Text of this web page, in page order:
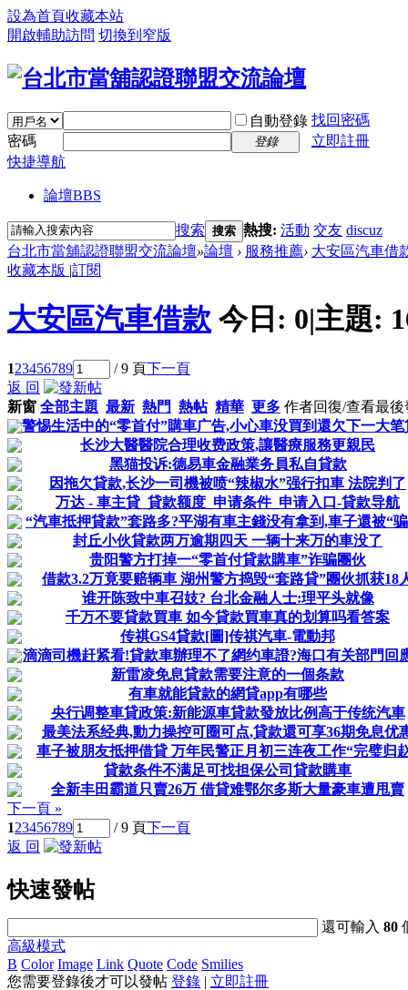
設為首頁收藏本站
開啟輔助訪問 切換到窄版
自動登錄 找回密碼
密碼
登錄
立即註冊
快捷導航
論壇BBS
搜索 搜索 熱搜: 活動 交友 discuz
台北市當舖認證聯盟交流論壇»論壇 › 服務推薦› 大安區汽車借
收藏本版 |訂閱
大安區汽車借款 今日: 0|主題:
123456789 / 9 頁下一頁
返 回
新窗 全部主題 最新 熱門 熱帖 精華 更多 作者回復/查看最後
警惕生活中的“零首付”購車广告,小心車没買到還欠下一大笔
长沙大醫醫院合理收费政策,讓醫療服務更親民
黑猫投诉:德易車金融業务員私自貸款
因拖欠貸款,长沙一司機被喷“辣椒水”强行扣車 法院判了
万达 - 車主貸_貸款额度_申请条件_申请入口-貸款导航
“汽車抵押貸款”套路多?平湖有車主錢没有拿到,車子還被“
封丘小伙貸款两万逾期四天 一辆十来万的車没了
贵阳警方打掉一“零首付貸款購車”诈骗團伙
借款3.2万竟要赔辆車 湖州警方捣毁“套路貸”團伙抓获18
谁开陈致中車召妓? 台北金融人士:理平头就像
千万不要貸款買車 如今貸款買車真的划算吗看答案
传祺GS4貸款[圖]传祺汽車-電動邦
滴滴司機赶紧看!貸款車辦理不了網约車證?海口有关部門回
新雷凌免息貸款需要注意的一個条款
有車就能貸款的網貸app有哪些
央行调整車貸政策:新能源車貸款發放比例高于传统汽車
最美法系经典,動力操控可圈可点,貸款還可享36期免息优
車子被朋友抵押借貸 万年民警正月初三连夜工作“完璧归
貸款条件不满足可找担保公司貸款購車
全新丰田霸道只賣26万 借貸难鄂尔多斯大量豪車遭甩賣
下一頁 »
123456789 / 9 頁下一頁
返 回
快速發帖
還可輸入80
高級模式
B Color Image Link Quote Code Smilies
您需要登錄後才可以發帖 登錄 | 立即註冊